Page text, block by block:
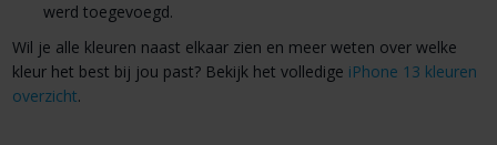
werd toegevoegd.
Wil je alle kleuren naast elkaar zien en meer weten over welke
kleur het best bij jou past? Bekijk het volledige iPhone 13 kleuren
overzicht.